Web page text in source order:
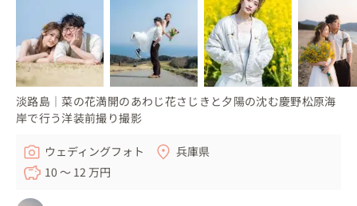
淡路島｜菜の花満開のあわじ花さじきと夕陽の沈む慶野松原海
岸で行う洋装前撮り撮影
ウェディングフォト
兵庫県
10 〜 12 万円